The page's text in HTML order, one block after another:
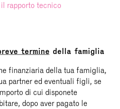
rapporto tecnico
termine della famiglia
finanziaria della tua famiglia,
partner ed eventuali figli, se
di cui disponete
dopo aver pagato le